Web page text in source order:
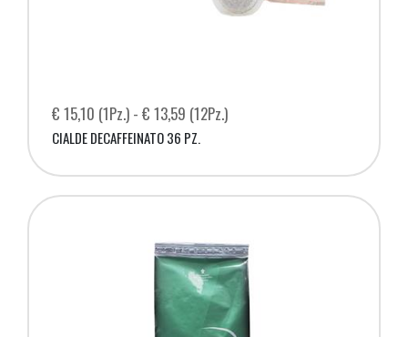
€ 15,10 (1Pz.) - € 13,59 (12Pz.)
CIALDE DECAFFEINATO 36 PZ.